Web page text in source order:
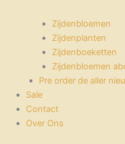
Zijdenbloemen
Zijdenplanten
Zijdenboeketten
Zijdenbloemen
Pre order de aller
Sale
Contact
Over Ons